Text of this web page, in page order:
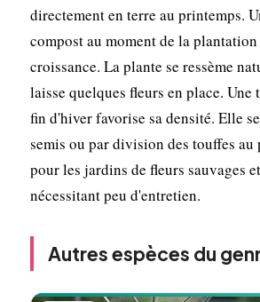
directement en terre au printemps.
compost au moment de la
croissance. La plante se ressème
laisse quelques fleurs en place. Une
fin d'hiver favorise sa densité. Elle
semis ou par division des touffes au
pour les jardins de fleurs sauvages
nécessitant peu d'entretien.
Autres espèces du